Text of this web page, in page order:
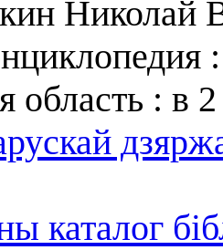
Николай
область : в
каталог